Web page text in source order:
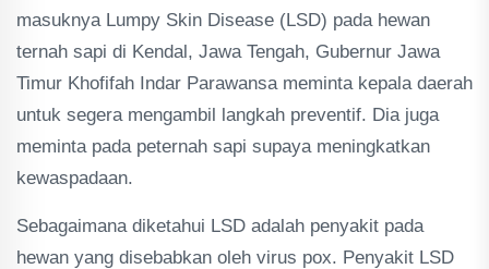
masuknya Lumpy Skin Disease (LSD) pada hewan
ternah sapi di Kendal, Jawa Tengah, Gubernur Jawa
Timur Khofifah Indar Parawansa meminta kepala daerah
untuk segera mengambil langkah preventif. Dia juga
meminta pada peternah sapi supaya meningkatkan
kewaspadaan.
Sebagaimana diketahui LSD adalah penyakit pada
hewan yang disebabkan oleh virus pox. Penyakit LSD